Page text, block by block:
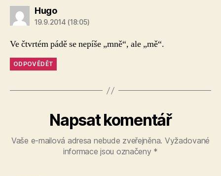
Hugo
19.9.2014 (18:05)
Ve čtvrtém pádě se nepíše „mně“, ale „mě“.
ODPOVĚDĚT
Napsat komentář
Vaše e-mailová adresa nebude zveřejněna. Vyžadované
informace jsou označeny *